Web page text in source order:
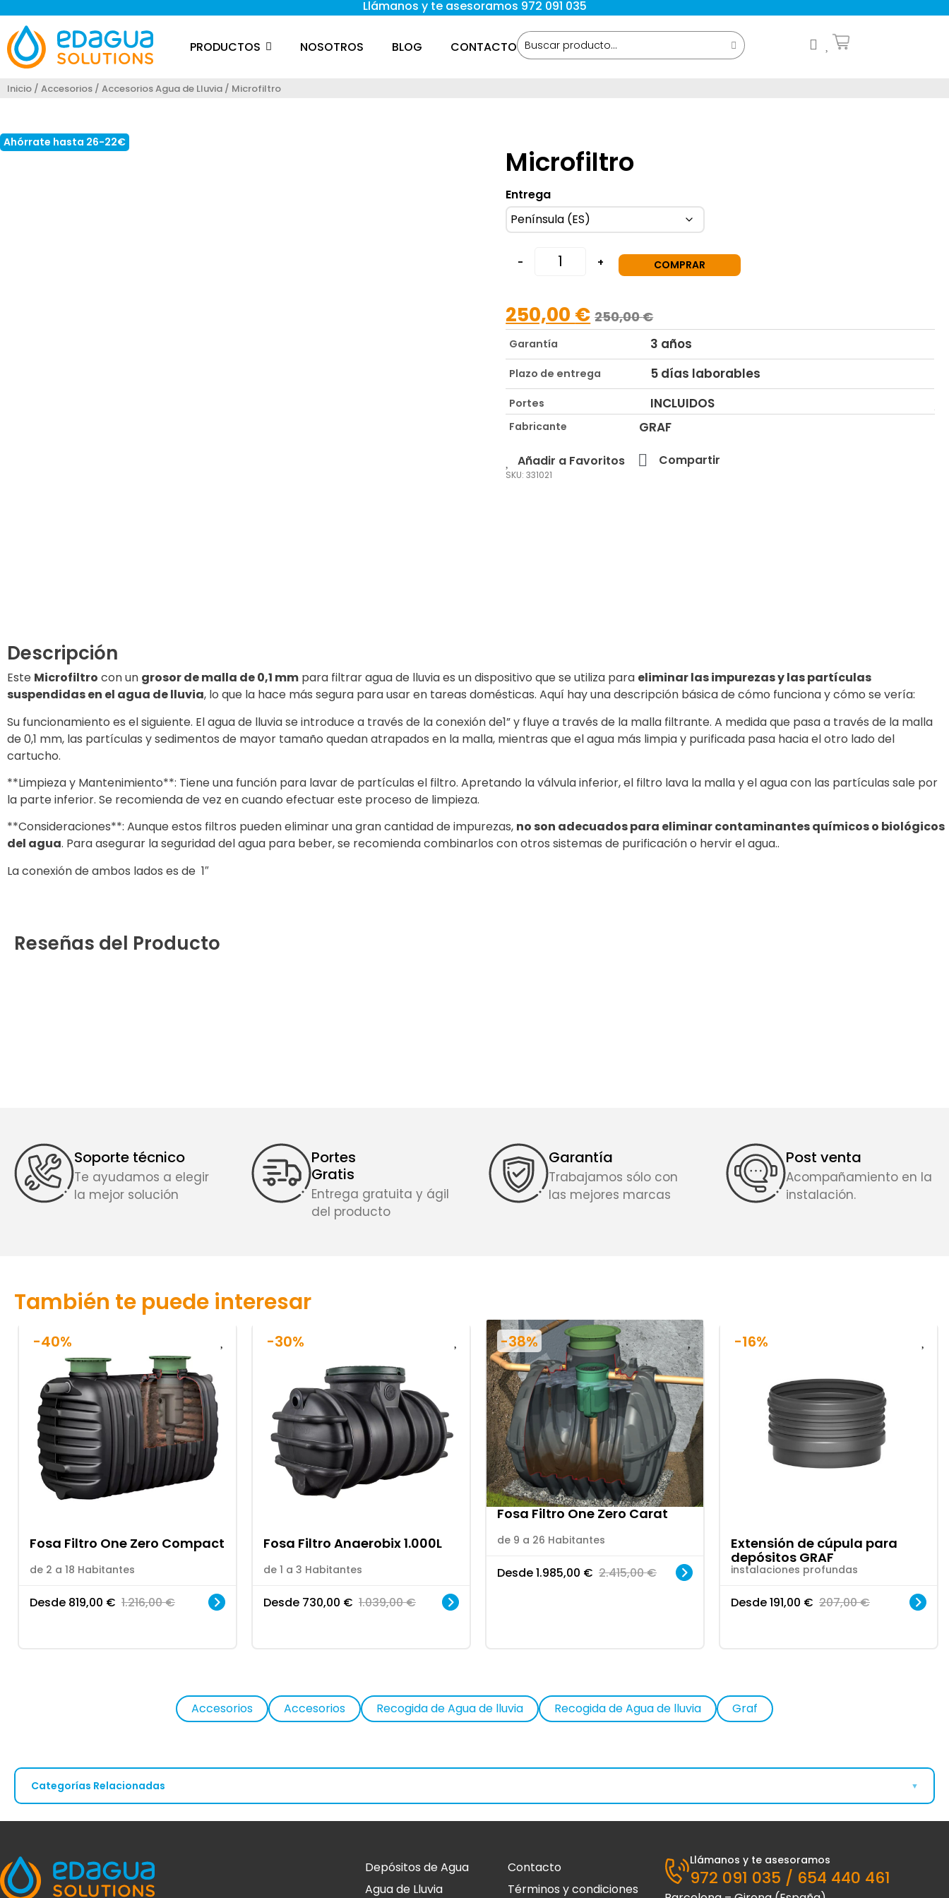
Llámanos y te asesoramos 972 091 035
PRODUCTOS NOSOTROS BLOG CONTACTO
Inicio / Accesorios / Accesorios Agua de Lluvia / Microfiltro
Ahórrate hasta 26-22€
Loading...
Microfiltro
Entrega
- + COMPRAR
250,00 € 250,00€
Garantía 3 años
Plazo de entrega 5 días laborables
Portes INCLUIDOS
Fabricante GRAF
Añadir a Favoritos Compartir
SKU: 331021
Descripción
Este Microfiltro con un grosor de malla de 0,1 mm para filtrar agua de lluvia es un dispositivo que se utiliza para eliminar las impurezas y las partículas
suspendidas en el agua de lluvia, lo que la hace más segura para usar en tareas domésticas. Aquí hay una descripción básica de cómo funciona y cómo se vería:
Su funcionamiento es el siguiente. El agua de lluvia se introduce a través de la conexión de1” y fluye a través de la malla filtrante. A medida que pasa a través de la malla
de 0,1 mm, las partículas y sedimentos de mayor tamaño quedan atrapados en la malla, mientras que el agua más limpia y purificada pasa hacia el otro lado del
cartucho.
**Limpieza y Mantenimiento**: Tiene una función para lavar de partículas el filtro. Apretando la válvula inferior, el filtro lava la malla y el agua con las partículas sale por
la parte inferior. Se recomienda de vez en cuando efectuar este proceso de limpieza.
**Consideraciones**: Aunque estos filtros pueden eliminar una gran cantidad de impurezas, no son adecuados para eliminar contaminantes químicos o biológicos
del agua. Para asegurar la seguridad del agua para beber, se recomienda combinarlos con otros sistemas de purificación o hervir el agua..
La conexión de ambos lados es de 1″
Reseñas del Producto
Soporte técnico
Te ayudamos a elegir
la mejor solución
Portes
Gratis
Entrega gratuita y ágil
del producto
Garantía
Trabajamos sólo con
las mejores marcas
Post venta
Acompañamiento en la
instalación.
También te puede interesar
-40%
Fosa Filtro One Zero Compact
de 2 a 18 Habitantes
Desde 819,00 € 1.216,00€
-30%
Fosa Filtro Anaerobix 1.000L
de 1 a 3 Habitantes
Desde 730,00 € 1.039,00€
-38%
Fosa Filtro One Zero Carat
de 9 a 26 Habitantes
Desde1.985,00 € 2.415,00€
-16%
Extensión de cúpula para
depósitos GRAF
instalaciones profundas
Desde191,00 € 207,00€
Accesorios Accesorios Recogida de Agua de lluvia Recogida de Agua de lluvia Graf
Categorías Relacionadas ▼
ESTÁS AQUÍ
Depósitos de Agua
Agua de Lluvia
Contacto
Términos y condiciones
Llámanos y te asesoramos
972 091 035 / 654 440 461